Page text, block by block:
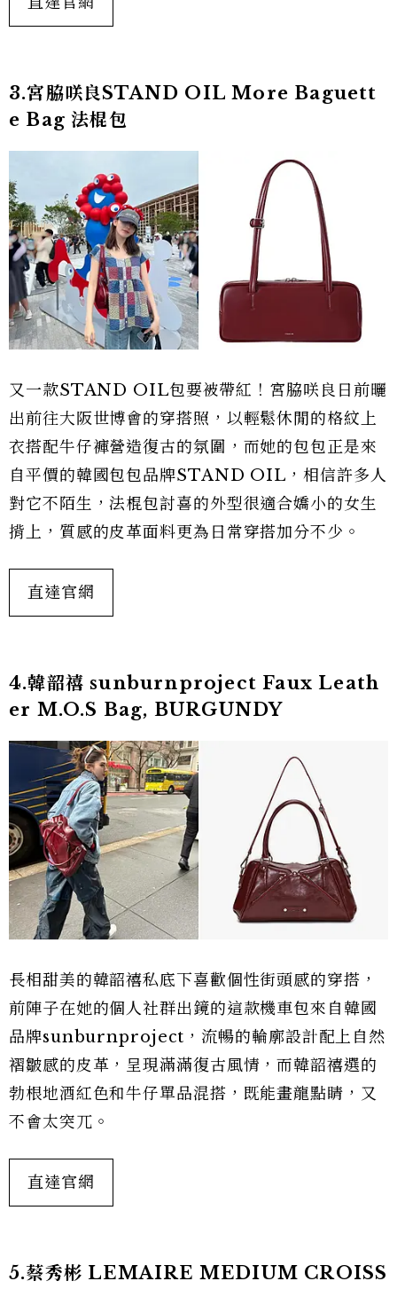
3.宮脇咲良STAND OIL More Baguett
e Bag 法棍包
又一款STAND OIL包要被帶紅！宮脇咲良日前曬
出前往大阪世博會的穿搭照，以輕鬆休閒的格紋上
衣搭配牛仔褲營造復古的氛圍，而她的包包正是來
自平價的韓國包包品牌STAND OIL，相信許多人
對它不陌生，法棍包討喜的外型很適合嬌小的女生
揹上，質感的皮革面料更為日常穿搭加分不少。
直達官網
4.韓韶禧 sunburnproject Faux Leath
er M.O.S Bag, BURGUNDY
長相甜美的韓韶禧私底下喜歡個性街頭感的穿搭，
前陣子在她的個人社群出鏡的這款機車包來自韓國
品牌sunburnproject，流暢的輪廓設計配上自然
褶皺感的皮革，呈現滿滿復古風情，而韓韶禧選的
勃根地酒紅色和牛仔單品混搭，既能畫龍點睛，又
不會太突兀。
直達官網
5.蔡秀彬 LEMAIRE MEDIUM CROISS